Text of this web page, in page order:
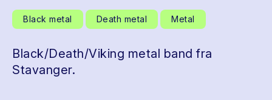
Black metal Death metal Metal
Black/Death/Viking metal band fra
Stavanger.